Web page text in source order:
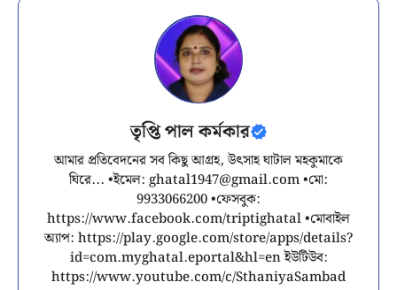
তৃপ্তি পাল কর্মকার
আমার প্রতিবেদনের সব কিছু আগ্রহ, উৎসাহ ঘাটাল মহকুমাকে
ঘিরে... •ইমেল: ghatal1947@gmail.com•মো:
9933066200 •ফেসবুক:
https://www.facebook.com/triptighatal •মোবাইল
অ্যাপ: https://play.google.com/store/apps/details?
id=com.myghatal.eportal&hl=en ইউটিউব:
https://www.youtube.com/c/SthaniyaSambad